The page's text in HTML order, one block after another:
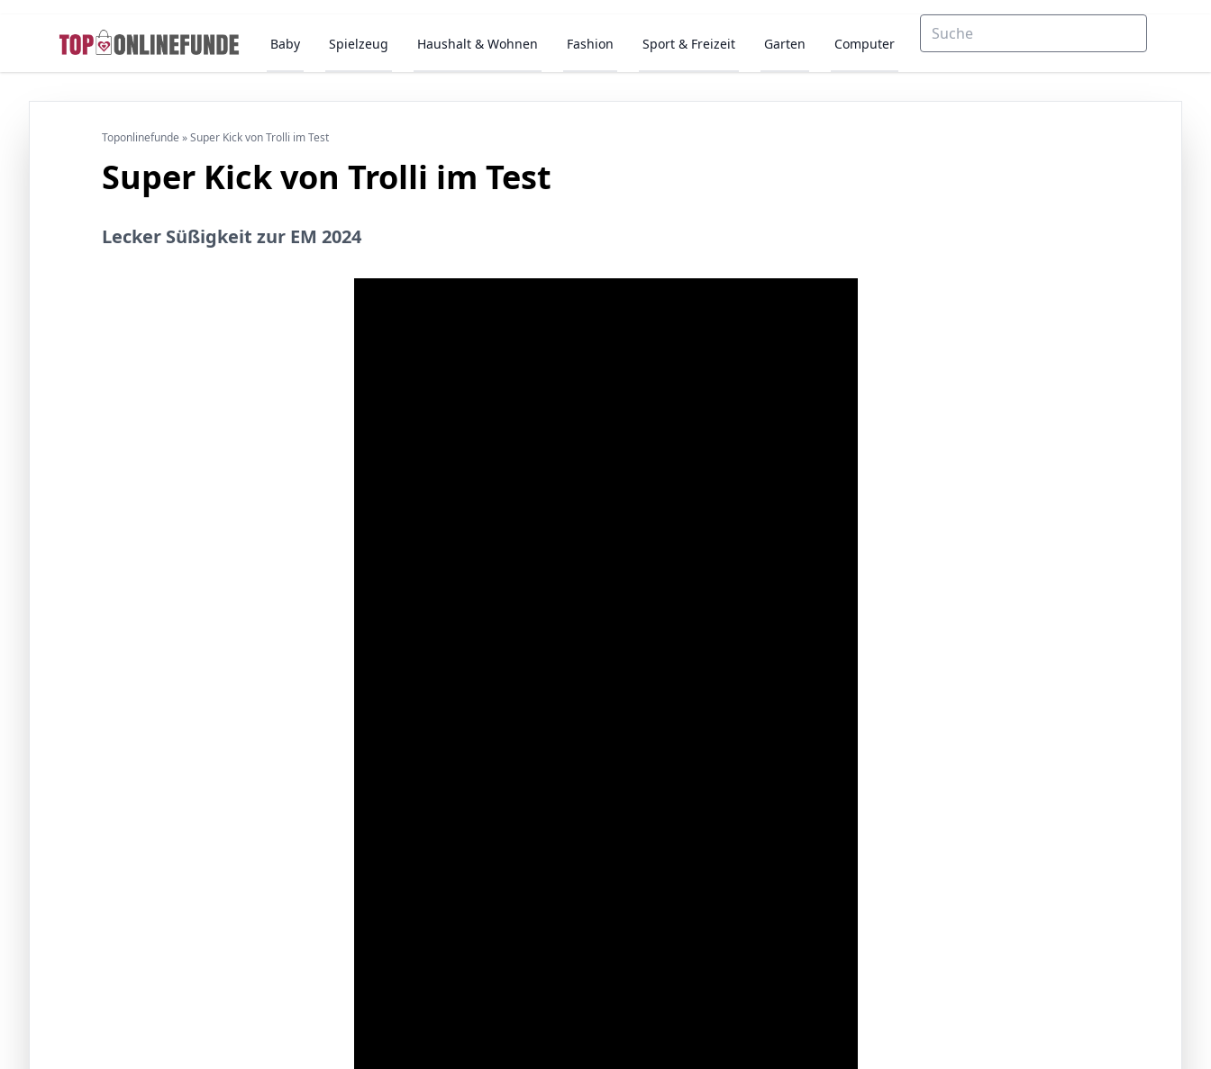
Baby Spielzeug Haushalt & Wohnen Fashion Sport & Freizeit Garten Computer
Toponlinefunde »Super Kick von Trolli im Test
Super Kick von Trolli im Test
Lecker Süßigkeit zur EM 2024